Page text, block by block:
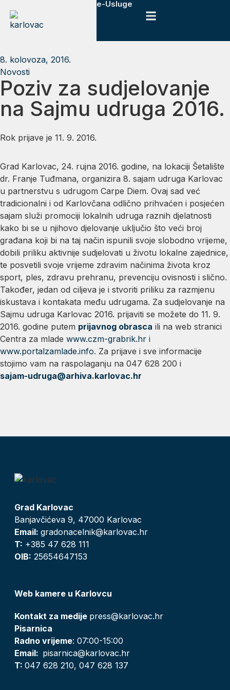
e-Usluge
8. kolovoza, 2016.
Novosti
Poziv za sudjelovanje
na Sajmu udruga 2016.
Rok prijave je 11. 9. 2016.
Grad Karlovac, 24. rujna 2016. godine, na lokaciji Šetalište
dr. Franje Tuđmana, organizira 8. sajam udruga Karlovac
u partnerstvu s udrugom Carpe Diem. Ovaj sad već
tradicionalni i od Karlovčana odlično prihvaćen i posjećen
sajam služi promociji lokalnih udruga raznih djelatnosti
kako bi se u njihovo djelovanje uključio što veći broj
građana koji bi na taj način ispunili svoje slobodno vrijeme,
dobili priliku aktivnije sudjelovati u životu lokalne zajednice,
te posvetili svoje vrijeme zdravim načinima života kroz
sport, ples, zdravu prehranu, prevenciju ovisnosti i slično.
Također, jedan od ciljeva je i stvoriti priliku za razmjenu
iskustava i kontakata među udrugama. Za sudjelovanje na
Sajmu udruga Karlovac 2016. prijaviti se možete do 11. 9.
2016. godine putem prijavnog obrasca ili na web stranici
Centra za mlade www.czm-grabrik.hr i
www.portalzamlade.info. Za prijave i sve informacije
stojimo vam na raspolaganju na 047 628 200 i
sajam-udruga@arhiva.karlovac.hr
Grad Karlovac
Banjavčićeva 9, 47000 Karlovac
Email: gradonacelnik@karlovac.hr
T: +385 47 628 111
OIB: 25654647153
Web kamere u Karlovcu
Kontakt za medije press@karlovac.hr
Pisarnica
Radno vrijeme: 07:00-15:00
Email: pisarnica@karlovac.hr
T: 047 628 210, 047 628 137